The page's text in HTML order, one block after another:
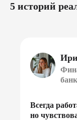
5 историй
Всегда
но